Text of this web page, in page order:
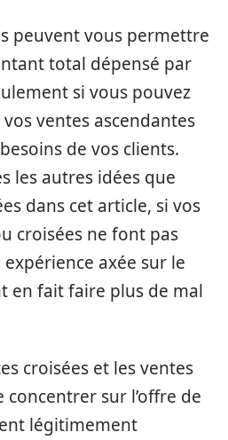
peuvent vous permettre
total dépensé par
si vous pouvez
ventes ascendantes
de vos clients.
les autres idées que
dans cet article, si vos
croisées ne font pas
axée sur le
en fait faire plus de mal
croisées et les ventes
concentrer sur l’offre de
légitimement